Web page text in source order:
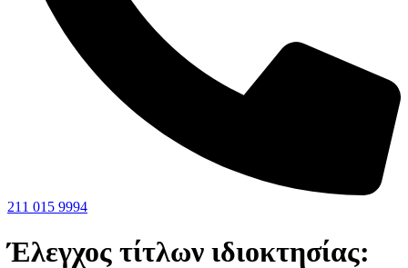
211 015 9994
Έλεγχος τίτλων ιδιοκτησίας: